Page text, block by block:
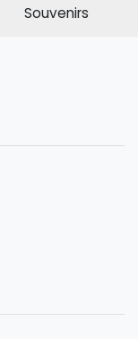
Souvenirs